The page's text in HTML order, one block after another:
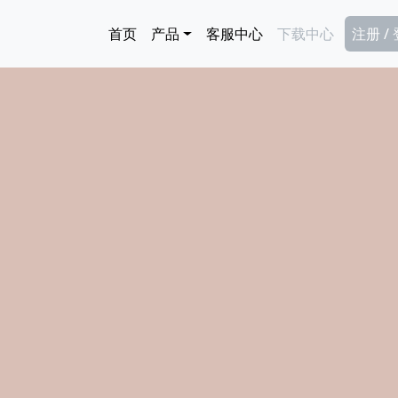
Main navigation
首页 产品 客服中心 下载中心 注册 /